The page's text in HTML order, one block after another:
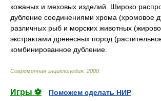
кожаных и меховых изделий. Широко
дубление соединениями хрома (хромовое
различных рыб и морских животных
экстрактами древесных пород
комбинированное дубление.
Современная энциклопедия 2000
Игры ⚽
Поможем сделать НИР